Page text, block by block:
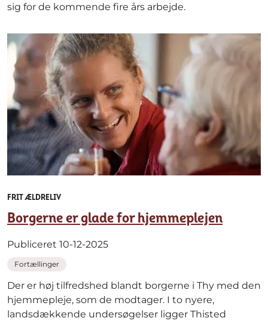
sig for de kommende fire års arbejde.
FRIT ÆLDRELIV
Borgerne er glade for hjemmeplejen
Publiceret 10-12-2025
Fortællinger
Der er høj tilfredshed blandt borgerne i Thy med den
hjemmepleje, som de modtager. I to nyere,
landsdækkende undersøgelser ligger Thisted